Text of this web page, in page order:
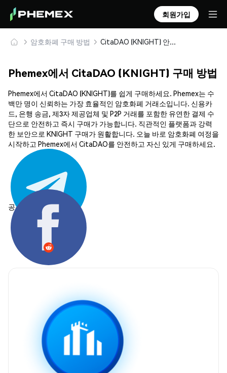
회원가입
암호화폐 구매 방법 CitaDAO (KNIGHT) 안전하게 구매 및 보관
Phemex에서 CitaDAO (KNIGHT) 구매 방법
Phemex에서 CitaDAO (KNIGHT)를 쉽게 구매하세요. Phemex는 수
백만 명이 신뢰하는 가장 효율적인 암호화폐 거래소입니다. 신용카
드, 은행 송금, 제3자 제공업체 및 P2P 거래를 포함한 유연한 결제 수
단으로 안전하고 즉시 구매가 가능합니다. 직관적인 플랫폼과 강력
한 보안으로 KNIGHT 구매가 원활합니다. 오늘 바로 암호화폐 여정을
시작하고 Phemex에서 CitaDAO를 안전하고 자신 있게 구매하세요.
공유하기: